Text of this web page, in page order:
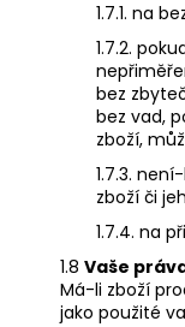
1.7.1. na
1.7.2.
bez
bez vad,
zboží,
1.7.3.
zboží či
1.7.4. na
1.8 Vaše
Má-li zboží
jako použité